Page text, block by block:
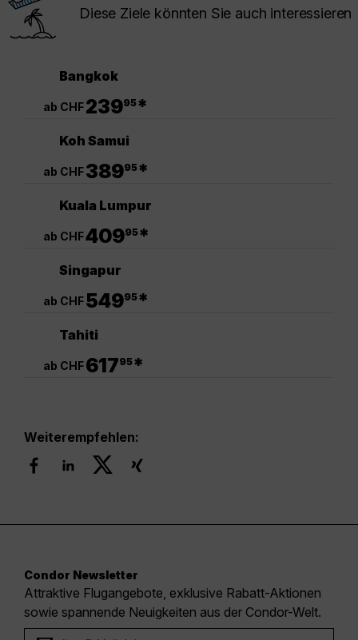
Diese Ziele könnten Sie auch interessieren
Bangkok
ab CHF23995*
Koh Samui
ab CHF38995*
Kuala Lumpur
ab CHF40995*
Singapur
ab CHF54995*
Tahiti
ab CHF61795*
Weiterempfehlen:
Condor Newsletter
Attraktive Flugangebote, exklusive Rabatt-Aktionen
sowie spannende Neuigkeiten aus der Condor-Welt.